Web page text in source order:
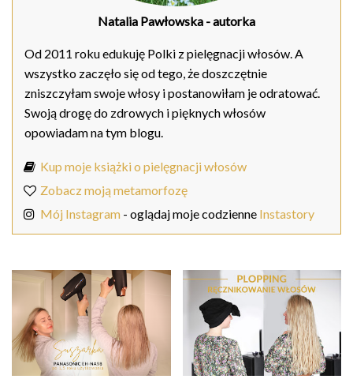
Natalia Pawłowska - autorka
Od 2011 roku edukuję Polki z pielęgnacji włosów. A
wszystko zaczęło się od tego, że doszczętnie
zniszczyłam swoje włosy i postanowiłam je odratować.
Swoją drogę do zdrowych i pięknych włosów
opowiadam na tym blogu.
Kup moje książki o pielęgnacji włosów
Zobacz moją metamorfozę
Mój Instagram - oglądaj moje codzienne Instastory